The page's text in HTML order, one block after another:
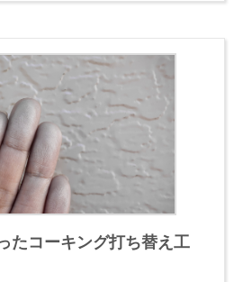
たコーキング打ち替え工